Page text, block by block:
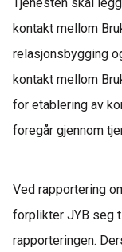
kontakt mellom
relasjonsbygging
kontakt mellom
for etablering av
foregår gjennom
Ved rapportering
forplikter JYB seg
rapporteringen.